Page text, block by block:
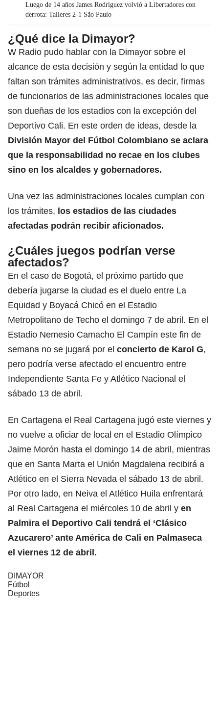
Luego de 14 años James Rodríguez volvió a Libertadores con
derrota: Talleres 2-1 São Paulo
¿Qué dice la Dimayor?
W Radio pudo hablar con la Dimayor sobre el
alcance de esta decisión y según la entidad lo que
faltan son trámites administrativos, es decir, firmas
de funcionarios de las administraciones locales que
son dueñas de los estadios con la excepción del
Deportivo Cali. En este orden de ideas, desde la
División Mayor del Fútbol Colombiano se aclara
que la responsabilidad no recae en los clubes
sino en los alcaldes y gobernadores.
Una vez las administraciones locales cumplan con
los trámites, los estadios de las ciudades
afectadas podrán recibir aficionados.
¿Cuáles juegos podrían verse
afectados?
En el caso de Bogotá, el próximo partido que
debería jugarse la ciudad es el duelo entre La
Equidad y Boyacá Chicó en el Estadio
Metropolitano de Techo el domingo 7 de abril. En el
Estadio Nemesio Camacho El Campín este fin de
semana no se jugará por el concierto de Karol G,
pero podría verse afectado el encuentro entre
Independiente Santa Fe y Atlético Nacional el
sábado 13 de abril.
En Cartagena el Real Cartagena jugó este viernes y
no vuelve a oficiar de local en el Estadio Olímpico
Jaime Morón hasta el domingo 14 de abril, mientras
que en Santa Marta el Unión Magdalena recibirá a
Atlético en el Sierra Nevada el sábado 13 de abril.
Por otro lado, en Neiva el Atlético Huila enfrentará
al Real Cartagena el miércoles 10 de abril y en
Palmira el Deportivo Cali tendrá el ‘Clásico
Azucarero’ ante América de Cali en Palmaseca
el viernes 12 de abril.
DIMAYOR
Fútbol
Deportes